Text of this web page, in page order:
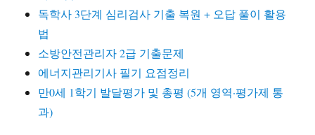
독학사 3단계 심리검사 기출 복원 + 오답 풀이 활용
법
소방안전관리자 2급 기출문제
에너지관리기사 필기 요점정리
만0세 1학기 발달평가 및 총평 (5개 영역·평가제 통
과)